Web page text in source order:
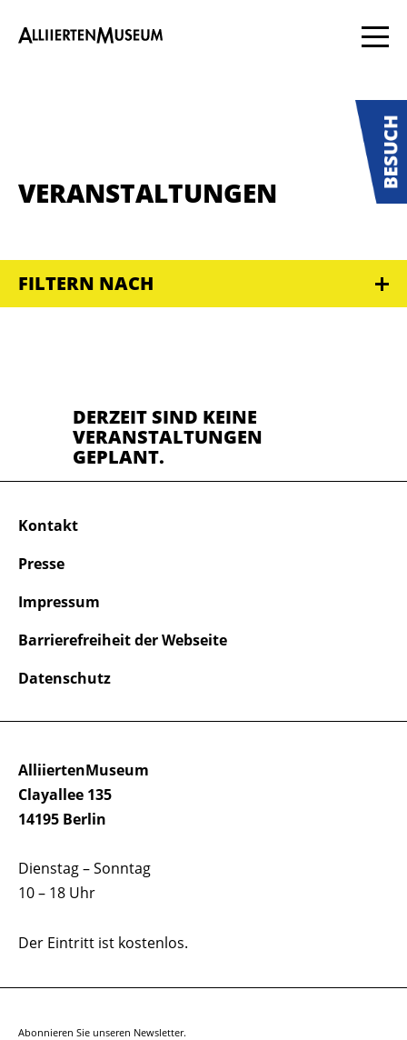
VERANSTALTUNGEN
FILTERN NACH
DERZEIT SIND KEINE
VERANSTALTUNGEN
GEPLANT.
AlliiertenMuseum
Clayallee 135
14195 Berlin
Dienstag – Sonntag
10 – 18 Uhr
Der Eintritt ist kostenlos.
Kontakt
Presse
Impressum
Barrierefreiheit der Webseite
Datenschutz
Abonnieren Sie unseren Newsletter.